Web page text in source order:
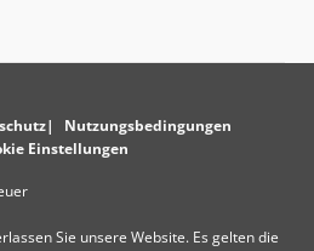
Nutzungsbedingungen
Einstellungen
Sie unsere Website. Es gelten die